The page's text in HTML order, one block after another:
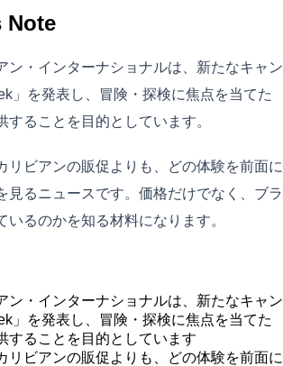
Note
ン・インターナショナルは、新たなキャン
」を発表し、冒険・探検に焦点を当てた
することを目的としています。
リビアンの販促よりも、どの体験を前面に
見るニュースです。価格だけでなく、ブラ
いるのかを知る材料になります。
ン・インターナショナルは、新たなキャン
」を発表し、冒険・探検に焦点を当てた
することを目的としています
リビアンの販促よりも、どの体験を前面に